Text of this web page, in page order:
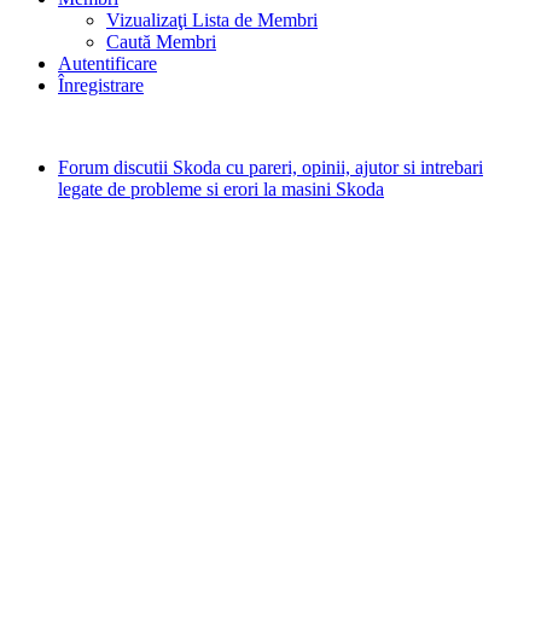
Vizualizaţi Lista de Membri
Caută Membri
Autentificare
Înregistrare
Forum discutii Skoda cu pareri, opinii, ajutor si intrebari
legate de probleme si erori la masini Skoda